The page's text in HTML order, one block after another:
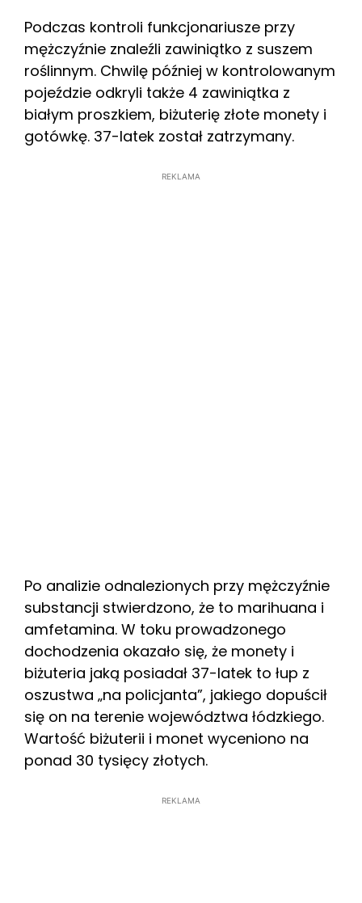
Podczas kontroli funkcjonariusze przy
mężczyźnie znaleźli zawiniątko z suszem
roślinnym. Chwilę później w kontrolowanym
pojeździe odkryli także 4 zawiniątka z
białym proszkiem, biżuterię złote monety i
gotówkę. 37-latek został zatrzymany.
REKLAMA
Po analizie odnalezionych przy mężczyźnie
substancji stwierdzono, że to marihuana i
amfetamina. W toku prowadzonego
dochodzenia okazało się, że monety i
biżuteria jaką posiadał 37-latek to łup z
oszustwa „na policjanta”, jakiego dopuścił
się on na terenie województwa łódzkiego.
Wartość biżuterii i monet wyceniono na
ponad 30 tysięcy złotych.
REKLAMA